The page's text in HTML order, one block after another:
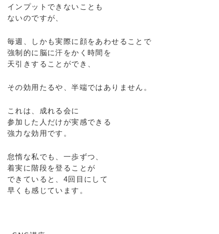
インプットできないことも
ないのですが、
毎週、しかも実際に顔をあわせることで
強制的に脳に汗をかく時間を
天引きすることができ、
その効用たるや、半端ではありません。
これは、成れる会に
参加した人だけが実感できる
強力な効用です。
怠惰な私でも、一歩ずつ、
着実に階段を登ることが
できていると、4回目にして
早くも感じています。